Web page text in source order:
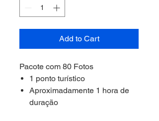
Add to Cart
Pacote com 80 Fotos
1 ponto turístico
Aproximadamente 1 hora de
duração